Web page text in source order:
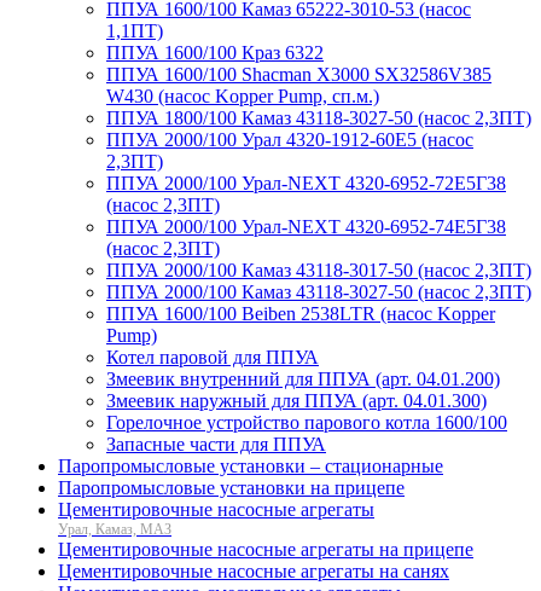
ППУА 1600/100 Камаз 65222-3010-53 (насос
1,1ПТ)
ППУА 1600/100 Краз 6322
ППУА 1600/100 Shacman X3000 SX32586V385
W430 (насос Kopper Pump, сп.м.)
ППУА 1800/100 Камаз 43118-3027-50 (насос 2,3ПТ)
ППУА 2000/100 Урал 4320-1912-60Е5 (насос
2,3ПТ)
ППУА 2000/100 Урал-NEXT 4320-6952-72Е5Г38
(насос 2,3ПТ)
ППУА 2000/100 Урал-NEXT 4320-6952-74Е5Г38
(насос 2,3ПТ)
ППУА 2000/100 Камаз 43118-3017-50 (насос 2,3ПТ)
ППУА 2000/100 Камаз 43118-3027-50 (насос 2,3ПТ)
ППУА 1600/100 Beiben 2538LTR (насос Kopper
Pump)
Котел паровой для ППУА
Змеевик внутренний для ППУА (арт. 04.01.200)
Змеевик наружный для ППУА (арт. 04.01.300)
Горелочное устройство парового котла 1600/100
Запасные части для ППУА
Паропромысловые установки – стационарные
Паропромысловые установки на прицепе
Цементировочные насосные агрегаты
Урал, Камаз, МАЗ
Цементировочные насосные агрегаты на прицепе
Цементировочные насосные агрегаты на санях